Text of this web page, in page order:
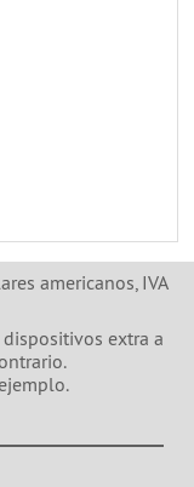
americanos, IVA
extra a